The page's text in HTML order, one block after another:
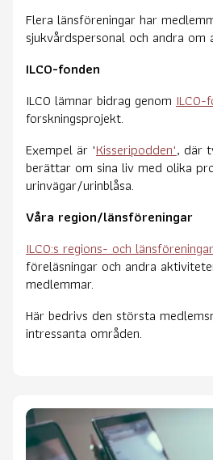
Flera länsföreningar har
sjukvårdspersonal och andra
ILCO-fonden
ILCO lämnar bidrag genom ILCO-
forskningsprojekt.
Exempel är "Kisseripodden", där
berättar om sina liv med olika
urinvägar/urinblåsa.
Våra region/länsföreningar
ILCO:s regions- och länsföreningar
föreläsningar och andra
medlemmar.
Här bedrivs den största
intressanta områden.